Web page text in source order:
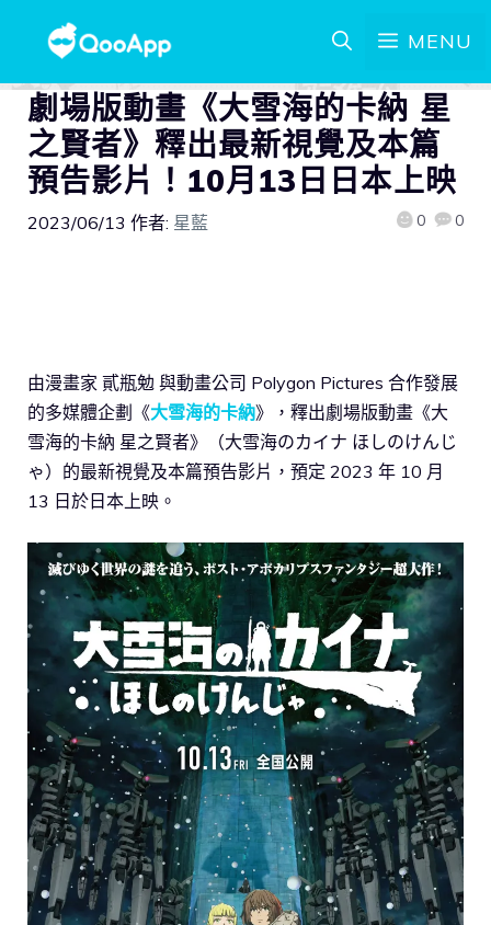
MENU
劇場版動畫《大雪海的卡納 星
之賢者》釋出最新視覺及本篇
預告影片！10月13日日本上映
2023/06/13 作者: 星藍 0 0
由漫畫家 貳瓶勉 與動畫公司 Polygon Pictures 合作發展
的多媒體企劃《大雪海的卡納》，釋出劇場版動畫《大
雪海的卡納 星之賢者》（大雪海のカイナ ほしのけんじ
ゃ）的最新視覺及本篇預告影片，預定 2023 年 10 月
13 日於日本上映。